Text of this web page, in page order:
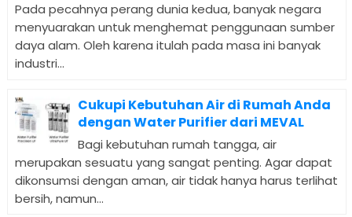
Pada pecahnya perang dunia kedua, banyak negara
menyuarakan untuk menghemat penggunaan sumber
daya alam. Oleh karena itulah pada masa ini banyak
industri...
Cukupi Kebutuhan Air di Rumah Anda
dengan Water Purifier dari MEVAL
Bagi kebutuhan rumah tangga, air
merupakan sesuatu yang sangat penting. Agar dapat
dikonsumsi dengan aman, air tidak hanya harus terlihat
bersih, namun...